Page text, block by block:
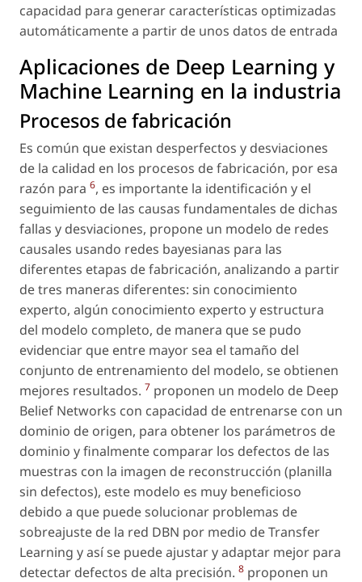
capacidad para generar características optimizadas
automáticamente a partir de unos datos de entrada
Aplicaciones de Deep Learning y
Machine Learning en la industria
Procesos de fabricación
Es común que existan desperfectos y desviaciones
de la calidad en los procesos de fabricación, por esa
razón para 6, es importante la identificación y el
seguimiento de las causas fundamentales de dichas
fallas y desviaciones, propone un modelo de redes
causales usando redes bayesianas para las
diferentes etapas de fabricación, analizando a partir
de tres maneras diferentes: sin conocimiento
experto, algún conocimiento experto y estructura
del modelo completo, de manera que se pudo
evidenciar que entre mayor sea el tamaño del
conjunto de entrenamiento del modelo, se obtienen
mejores resultados. 7 proponen un modelo de Deep
Belief Networks con capacidad de entrenarse con un
dominio de origen, para obtener los parámetros de
dominio y finalmente comparar los defectos de las
muestras con la imagen de reconstrucción (planilla
sin defectos), este modelo es muy beneficioso
debido a que puede solucionar problemas de
sobreajuste de la red DBN por medio de Transfer
Learning y así se puede ajustar y adaptar mejor para
detectar defectos de alta precisión. 8 proponen un